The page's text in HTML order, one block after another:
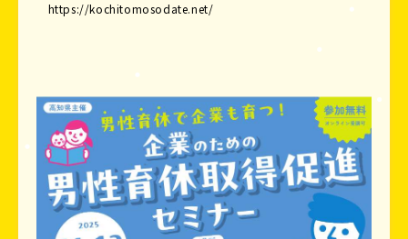
https://kochitomosodate.net/